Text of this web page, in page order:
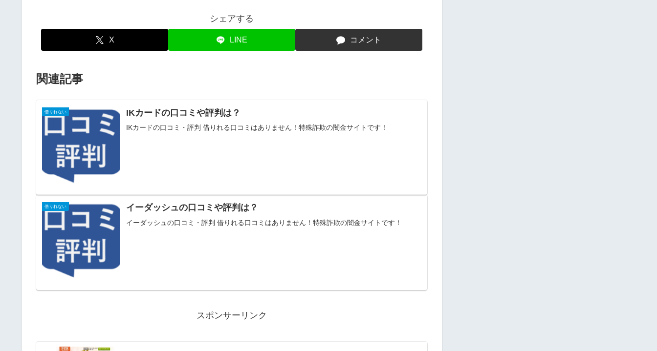
シェアする
X LINE コメント
関連記事
借りれない IKカードの口コミや評判は？
IKカードの口コミ・評判 借りれる口コミはありません！特殊詐欺の闇金サイトです！
借りれない イーダッシュの口コミや評判は？
イーダッシュの口コミ・評判 借りれる口コミはありません！特殊詐欺の闇金サイトです！
スポンサーリンク